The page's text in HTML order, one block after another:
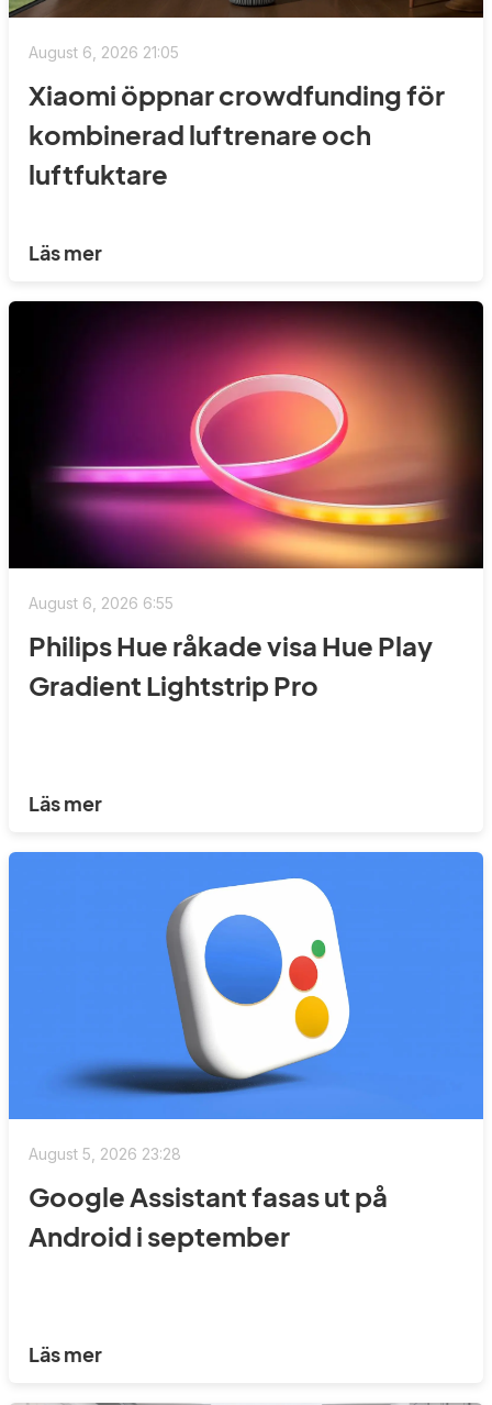
August 6, 2026 21:05
Xiaomi öppnar crowdfunding för
kombinerad luftrenare och
luftfuktare
Läs mer
August 6, 2026 6:55
Philips Hue råkade visa Hue Play
Gradient Lightstrip Pro
Läs mer
August 5, 2026 23:28
Google Assistant fasas ut på
Android i september
Läs mer